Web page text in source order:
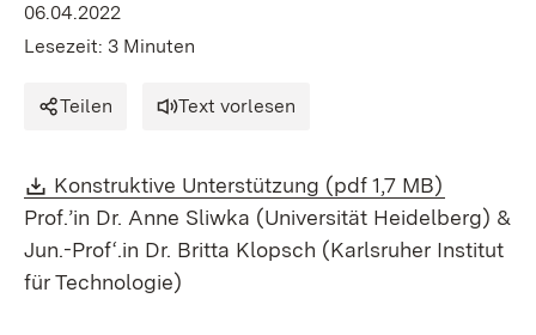
06.04.2022
Lesezeit: 3 Minuten
Teilen Text vorlesen
Download:
Konstruktive Unterstützung (pdf 1,7 MB)
Prof.’in Dr. Anne Sliwka (Universität Heidelberg) &
Jun.-Prof‘.in Dr. Britta Klopsch (Karlsruher Institut
für Technologie)